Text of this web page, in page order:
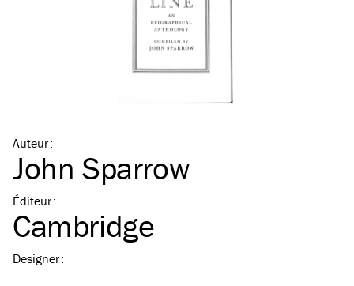
Auteur:
John Sparrow
Éditeur:
Cambridge
Designer: